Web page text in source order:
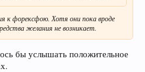
к форексфою. Хотя они пока вроде
желания не возникает.
бы услышать положительное